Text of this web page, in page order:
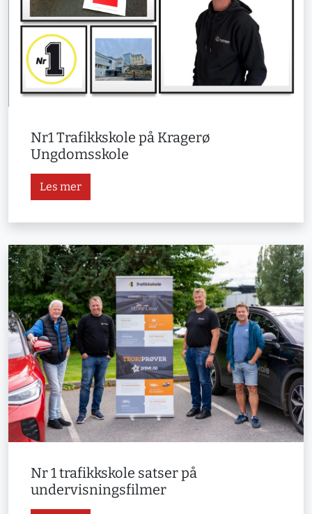
Nr1 Trafikkskole på Kragerø
Ungdomsskole
Les mer
Nr 1 trafikkskole satser på
undervisningsfilmer